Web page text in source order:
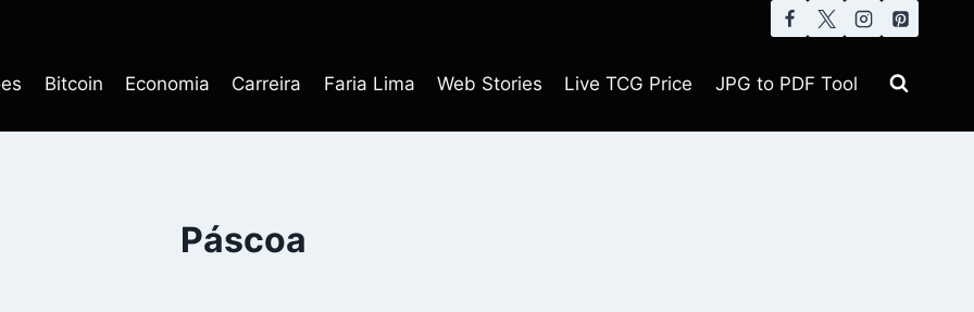
Bitcoin Economia Carreira Faria Lima Web Stories Live TCG Price JPG to PDF Tool
Páscoa